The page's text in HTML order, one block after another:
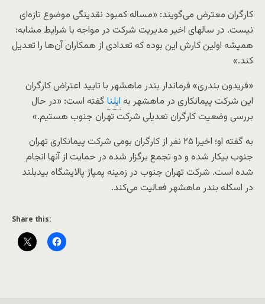
کارگران معترض می‌گویند: «مساله کمبود نقدینگی موضوع تازه‌ای
نیست. در سالهای اخیر مدیریت شرکت در مواجه با شرایط مشابه؛
همیشه اولین کارش این بوده که تعدادی از همکاران آن‌ها را تعدیل
کند.»
«فریدون بندری» فرماندار بندر ماهشهر با تایید اعتراض کارگران
این شرکت پیمانکاری در ماهشهر به ایلنا گفته است: «در حال
بررسی وضعیت کارگران تعدیلی شرکت تهران جنوب هستیم.
»
به گفته او؛ اخیرا ۲۵ نفر از کارگران بومی شرکت پیمانکاری تهران
جنوب بیکار شده و دو تجمع برگزار شده در حمایت از آنها انجام
شده است. شرکت تهران جنوب در زمینه پمپاژ پالایشگاه بیدبلند
در اسکله بندر ماهشهر فعالیت می‌کند.
Share this: